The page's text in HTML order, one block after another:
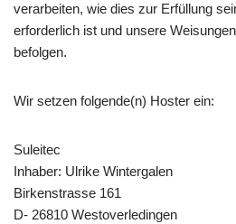
verarbeiten, wie dies zur Erfüllung
erforderlich ist und unsere
befolgen.
Wir setzen folgende(n) Hoster ein:
Suleitec
Inhaber: Ulrike Wintergalen
Birkenstrasse 161
D- 26810 Westoverledingen